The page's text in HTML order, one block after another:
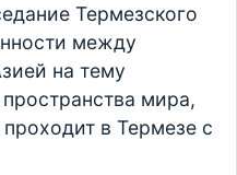
Термезского
между
на тему
мира,
в Термезе с